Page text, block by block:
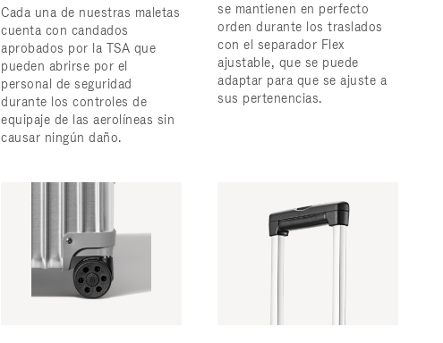
Cada una de nuestras maletas
cuenta con candados
aprobados por la TSA que
pueden abrirse por el
personal de seguridad
durante los controles de
equipaje de las aerolíneas sin
causar ningún daño.
se mantienen en perfecto
orden durante los traslados
con el separador Flex
ajustable, que se puede
adaptar para que se ajuste a
sus pertenencias.